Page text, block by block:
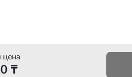
цена
₸